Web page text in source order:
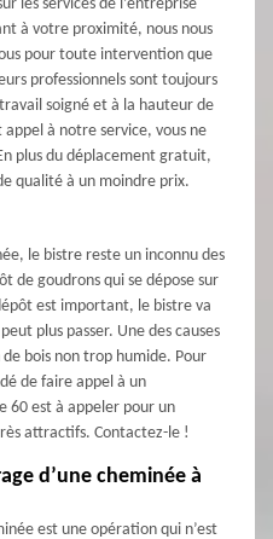
les services de l’entreprise
à votre proximité, nous nous
pour toute intervention que
professionnels sont toujours
soigné et à la hauteur de
appel à notre service, vous ne
plus du déplacement gratuit,
qualité à un moindre prix.
le bistre reste un inconnu des
de goudrons qui se dépose sur
est important, le bistre va
plus passer. Une des causes
bois non trop humide. Pour
de faire appel à un
60 est à appeler pour un
attractifs. Contactez-le !
d’une cheminée à
est une opération qui n’est